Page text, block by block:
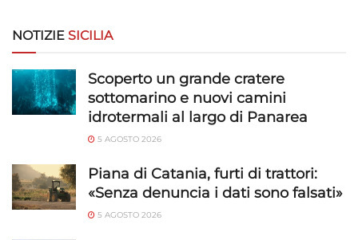
Salvare e comunicare le scelte sulla
privacy.
NOTIZIE SICILIA
Scoperto un grande cratere
sottomarino e nuovi camini
idrotermali al largo di Panarea
5 AGOSTO 2026
Piana di Catania, furti di trattori:
«Senza denuncia i dati sono falsati»
5 AGOSTO 2026